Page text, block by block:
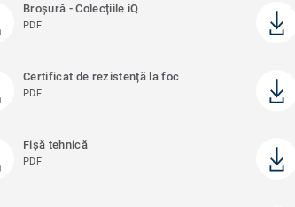
Broșură - Colecțiile iQ
PDF
Certificat de rezistență la foc
PDF
Fișă tehnică
PDF